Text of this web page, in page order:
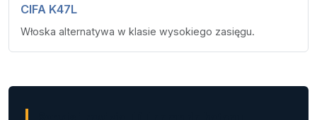
CIFA K47L
Włoska alternatywa w klasie wysokiego zasięgu.